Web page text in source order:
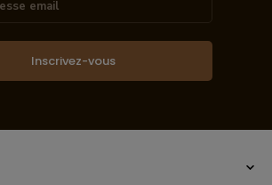
Inscrivez-vous